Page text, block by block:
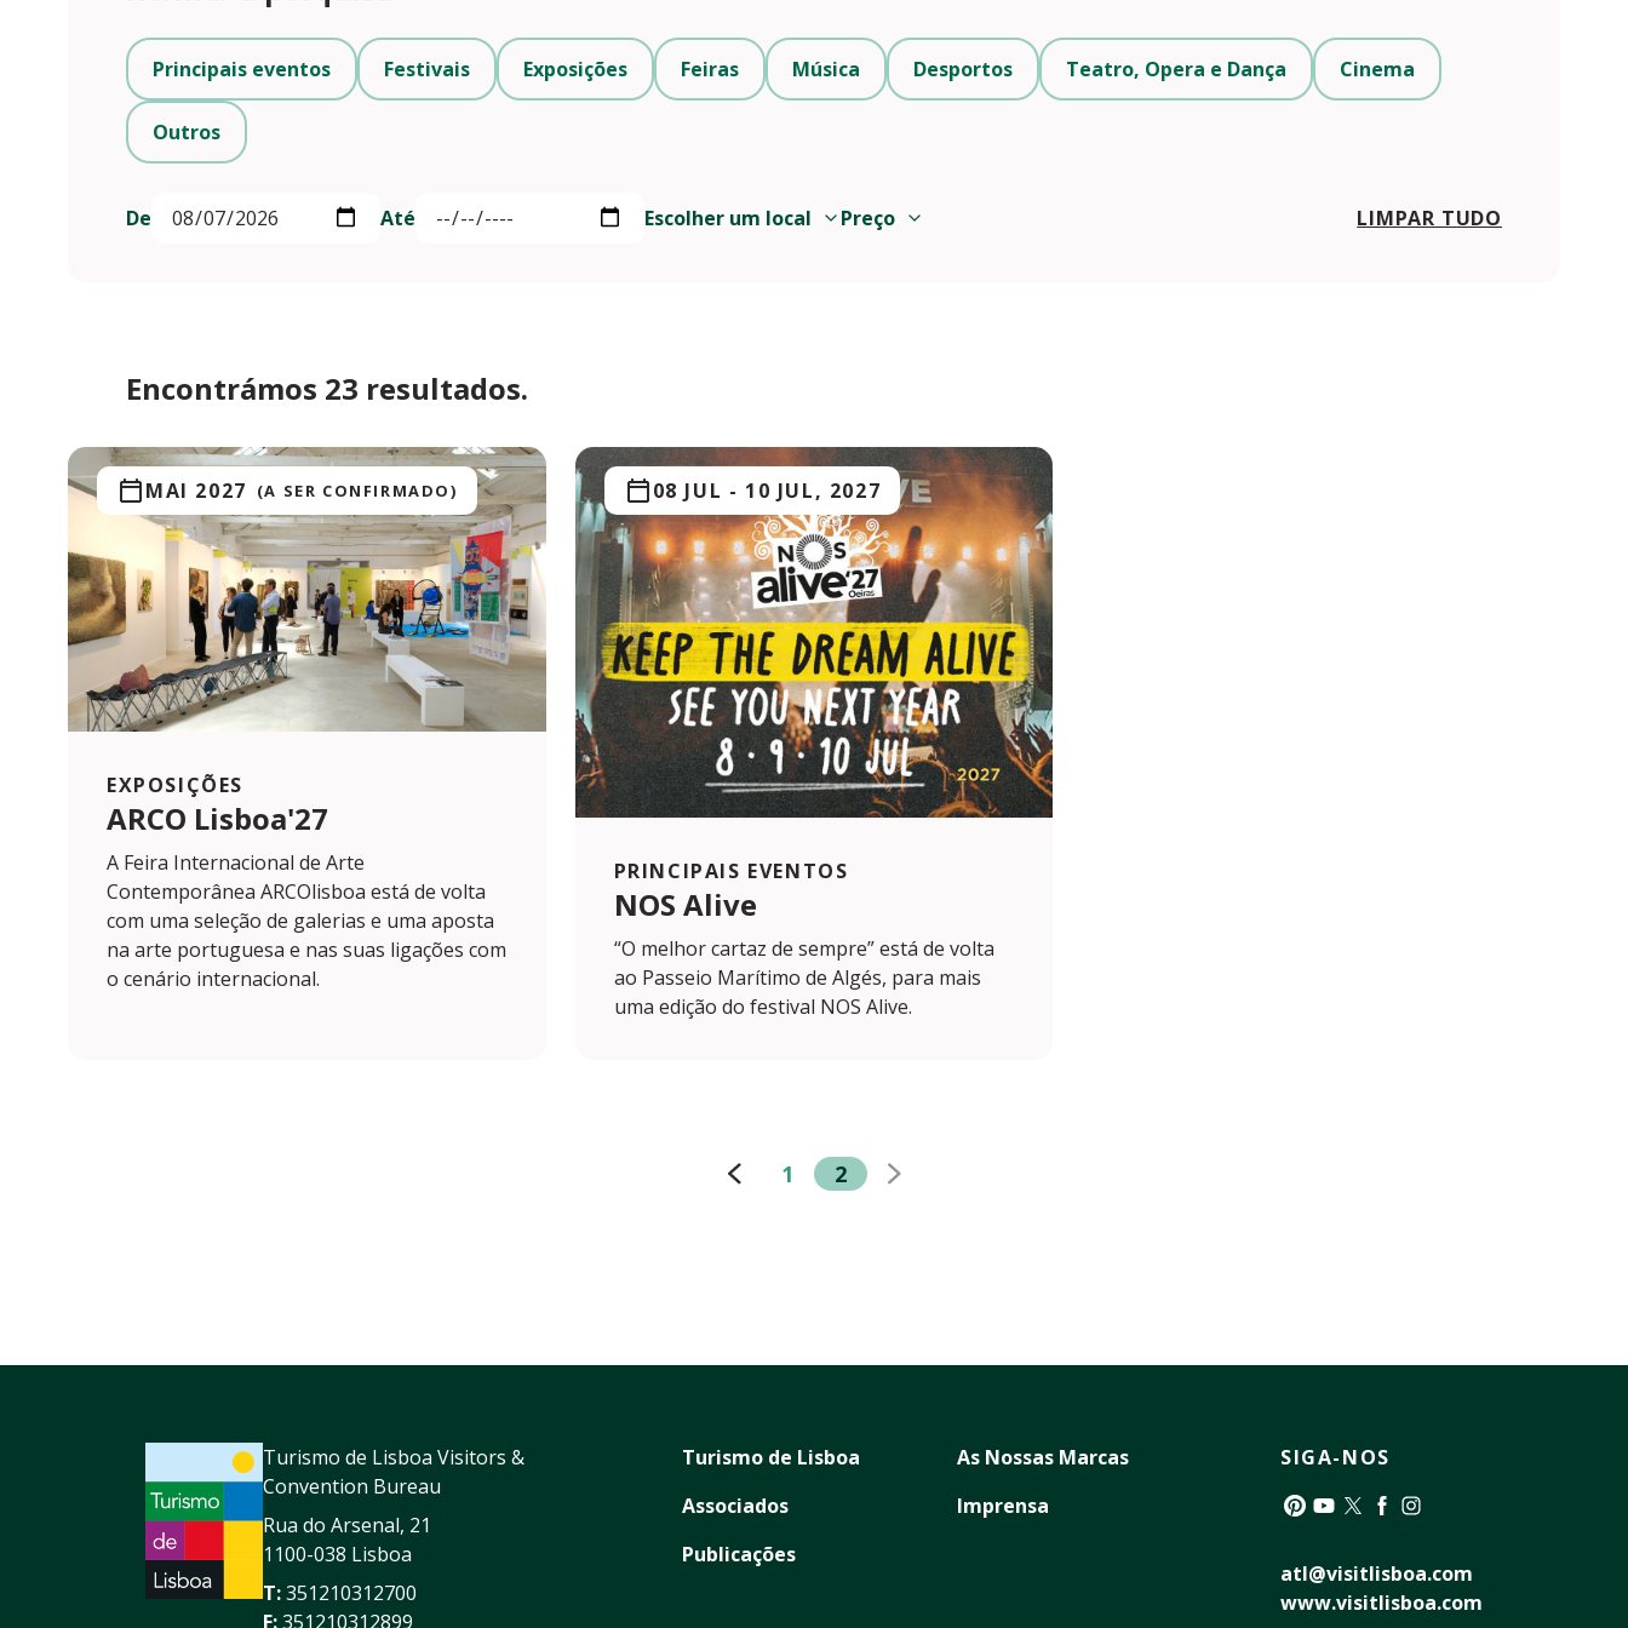
Escolher um local Preço
De Até LIMPAR TUDO
Principais eventos Festivais Exposições Feiras Música Desportos Teatro, Opera e Dança Cinema
Outros
Encontrámos 23 resultados.
EXPOSIÇÕES
ARCO Lisboa'27
MAI 2027 (A SER CONFIRMADO)
A Feira Internacional de Arte
Contemporânea ARCOlisboa está de volta
com uma seleção de galerias e uma aposta
na arte portuguesa e nas suas ligações com
o cenário internacional.
PRINCIPAIS EVENTOS
NOS Alive
08 JUL - 10 JUL, 2027
“O melhor cartaz de sempre” está de volta
ao Passeio Marítimo de Algés, para mais
uma edição do festival NOS Alive.
1 2
Turismo de Lisboa Visitors &
Convention Bureau
Rua do Arsenal, 21
1100-038 Lisboa
T:351210312700
F:351210312899
Turismo de Lisboa
Associados
Publicações
As Nossas Marcas
Imprensa
SIGA-NOS
atl@visitlisboa.com
www.visitlisboa.com